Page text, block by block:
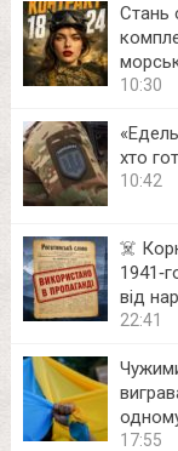
Стань
10:30
хто
10:42
☠️
від
22:41
17:55